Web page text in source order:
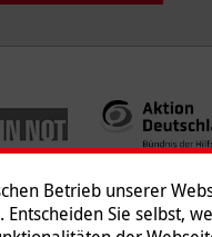
Betrieb unserer
Sie selbst,